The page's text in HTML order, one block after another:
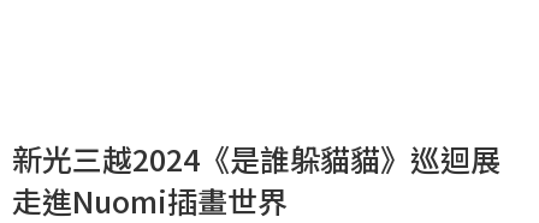
新光三越2024《是誰躲貓貓》巡迴展
走進Nuomi插畫世界